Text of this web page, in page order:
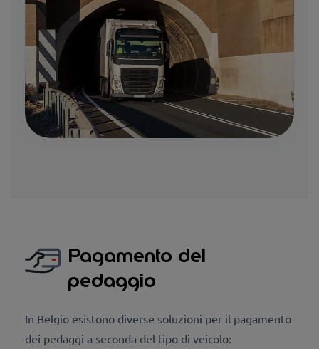
Pagamento del
pedaggio
In Belgio esistono diverse soluzioni per il pagamento
dei pedaggi a seconda del tipo di veicolo: